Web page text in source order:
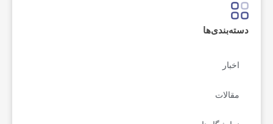
دسته‌بندی‌ها
اخبار
مقالات